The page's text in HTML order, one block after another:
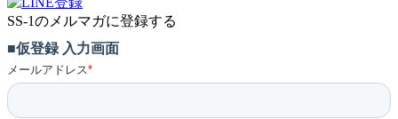
SS-1のメルマガに登録する